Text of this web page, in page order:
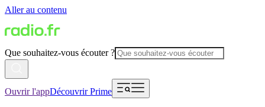
Aller au contenu
Que souhaitez-vous écouter ?
Ouvrir l'appDécouvrir Prime